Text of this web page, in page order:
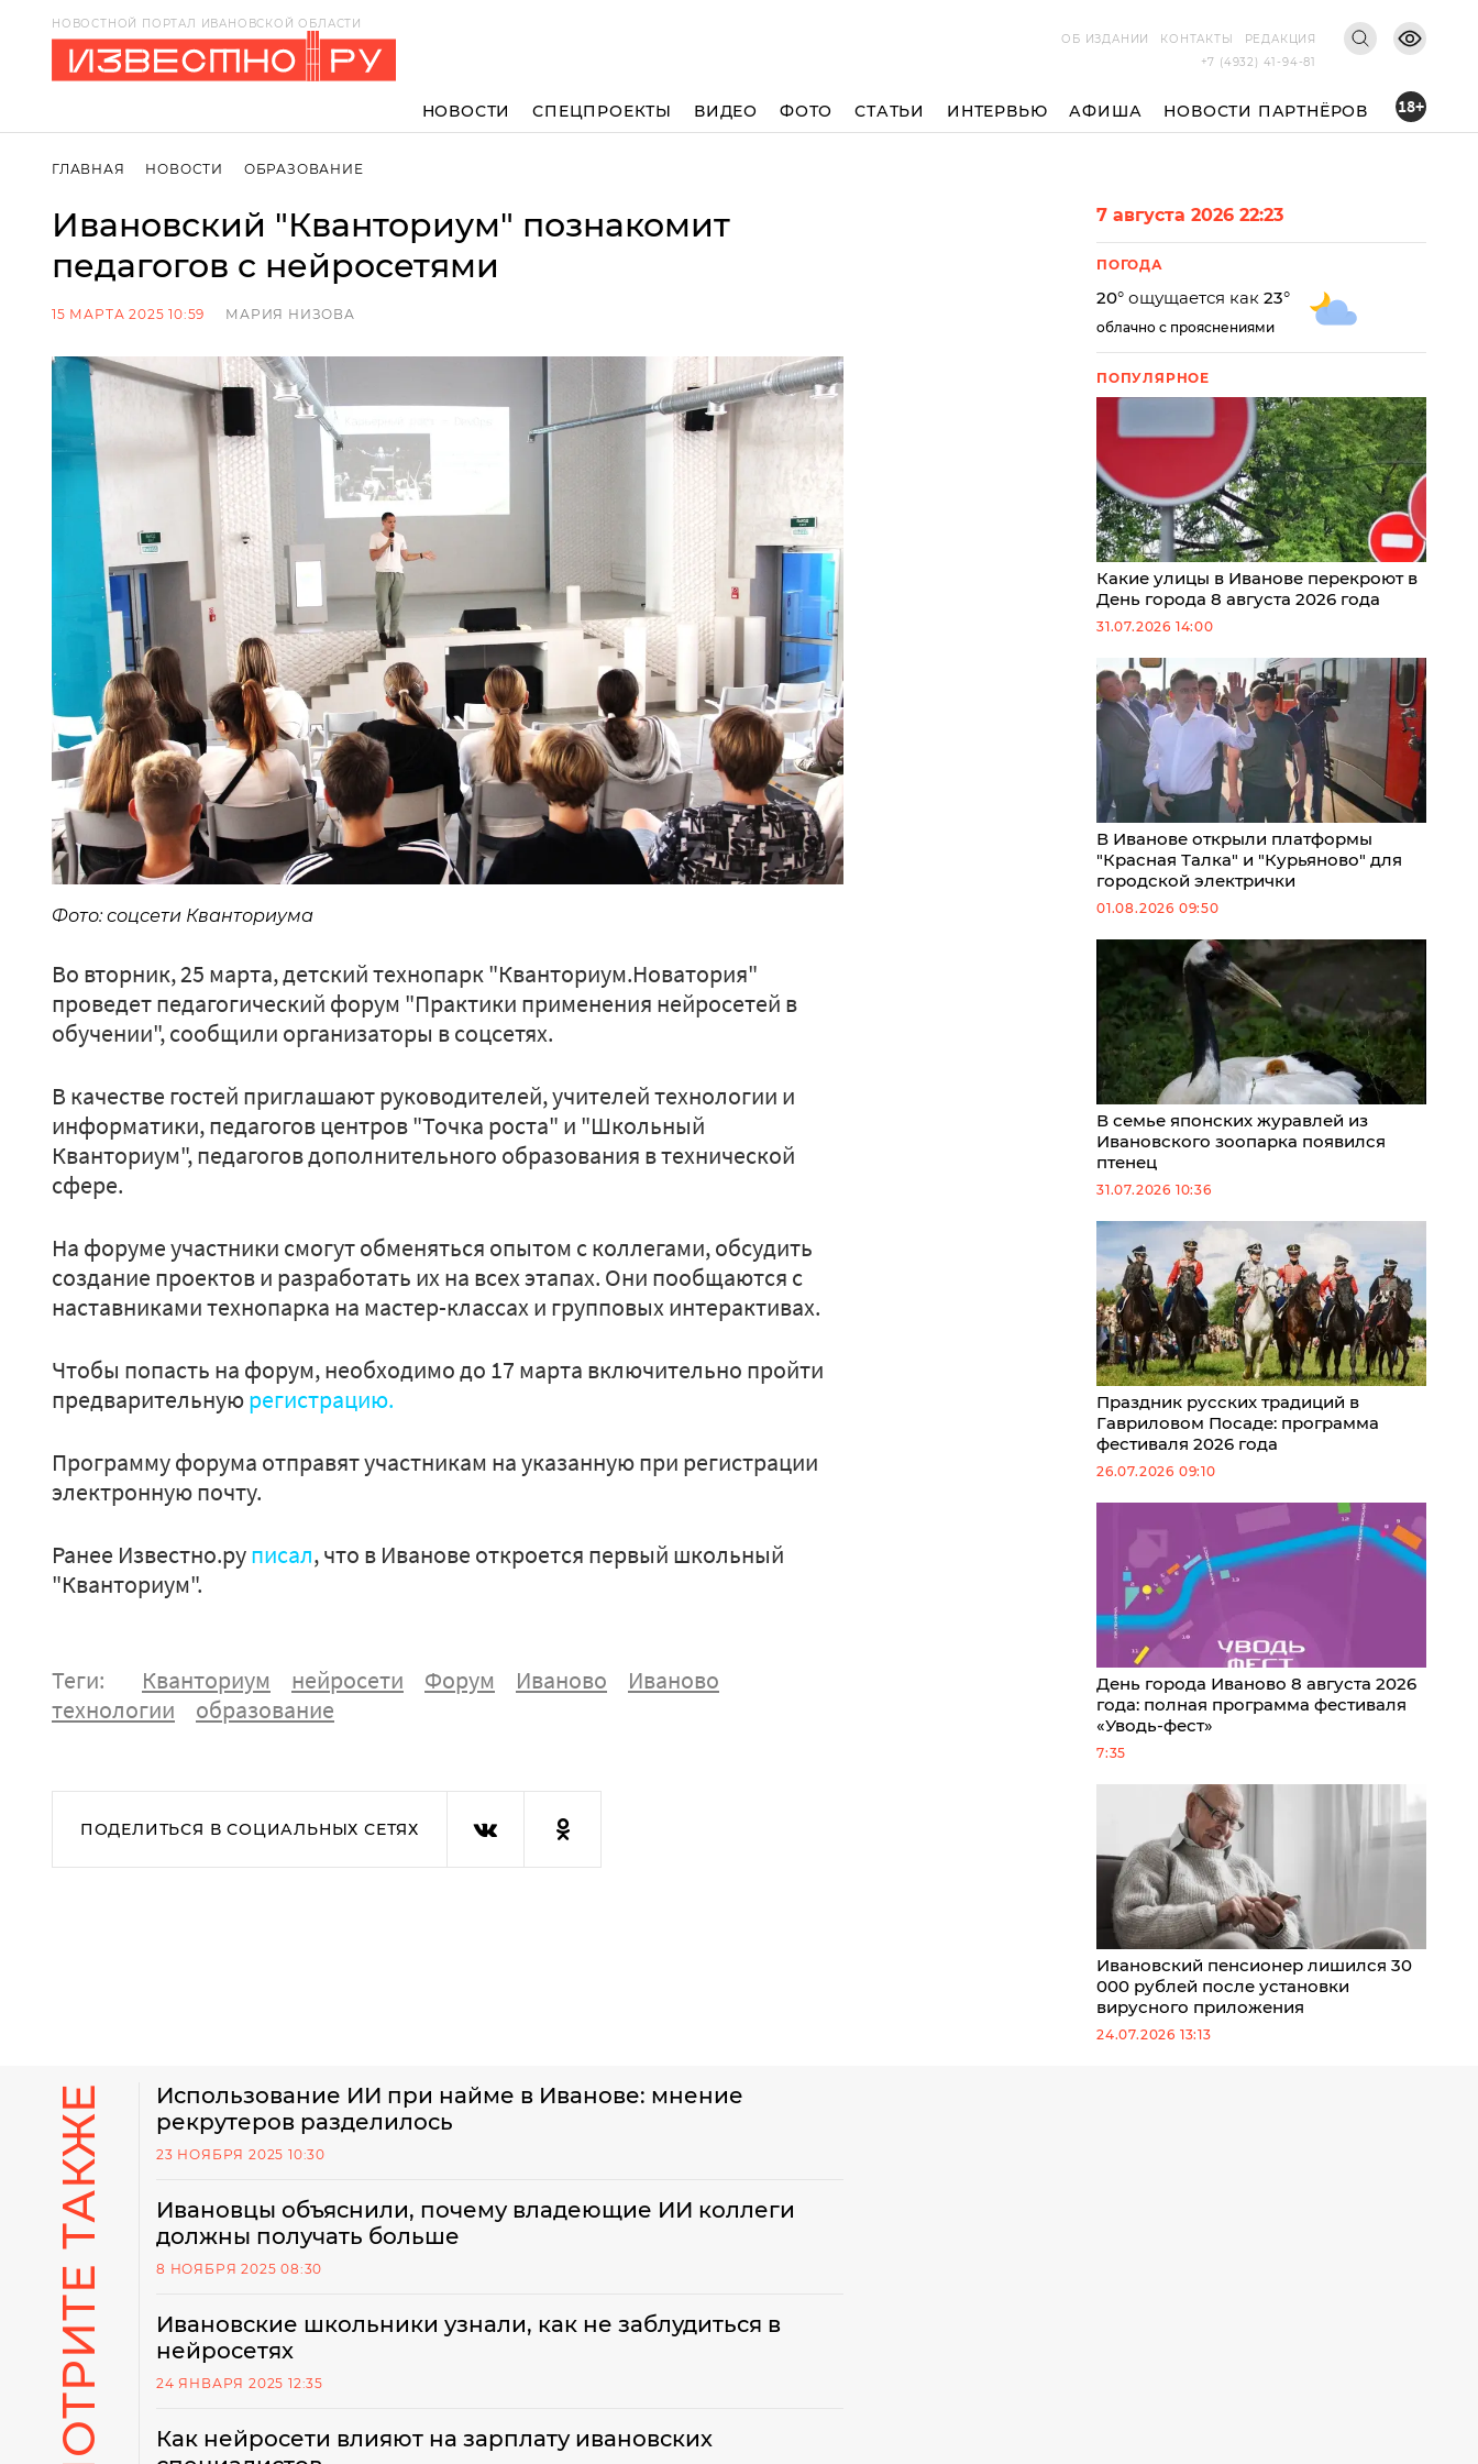
НОВОСТНОЙ ПОРТАЛ ИВАНОВСКОЙ ОБЛАСТИ
ОБ ИЗДАНИИ
КОНТАКТЫ
РЕДАКЦИЯ
+7 (4932) 41-94-81
НОВОСТИ СПЕЦПРОЕКТЫ ВИДЕО ФОТО СТАТЬИ ИНТЕРВЬЮ АФИША НОВОСТИ ПАРТНЁРОВ 18+
ГЛАВНАЯ НОВОСТИ ОБРАЗОВАНИЕ
Ивановский "Кванториум" познакомит
педагогов с нейросетями
15 МАРТА 2025 10:59 МАРИЯ НИЗОВА
Фото: соцсети Кванториума
Во вторник, 25 марта, детский технопарк "Кванториум.Новатория"
проведет педагогический форум "Практики применения нейросетей в
обучении", сообщили организаторы в соцсетях.
В качестве гостей приглашают руководителей, учителей технологии и
информатики, педагогов центров "Точка роста" и "Школьный
Кванториум", педагогов дополнительного образования в технической
сфере.
На форуме участники смогут обменяться опытом с коллегами, обсудить
создание проектов и разработать их на всех этапах. Они пообщаются с
наставниками технопарка на мастер-классах и групповых интерактивах.
Чтобы попасть на форум, необходимо до 17 марта включительно пройти
предварительнуюрегистрацию.
Программу форума отправят участникам на указанную при регистрации
электронную почту.
Ранее Известно.руписал, что в Иванове откроется первый школьный
"Кванториум".
Теги: Кванториум нейросети Форум Иваново
Иваново
технологии
образование
ПОДЕЛИТЬСЯ В СОЦИАЛЬНЫХ СЕТЯХ
7 августа 2026 22:23
ПОГОДА
20° ощущается как 23°
облачно с прояснениями
ПОПУЛЯРНОЕ
Какие улицы в Иванове перекроют в
День города 8 августа 2026 года
31.07.2026 14:00
В Иванове открыли платформы
"Красная Талка" и "Курьяново" для
городской электрички
01.08.2026 09:50
В семье японских журавлей из
Ивановского зоопарка появился
птенец
31.07.2026 10:36
Праздник русских традиций в
Гавриловом Посаде: программа
фестиваля 2026 года
26.07.2026 09:10
День города Иваново 8 августа 2026
года: полная программа фестиваля
«Уводь-фест»
7:35
Ивановский пенсионер лишился 30
000 рублей после установки
вирусного приложения
24.07.2026 13:13
СМОТРИТЕ ТАКЖЕ
Использование ИИ при найме в Иванове: мнение
рекрутеров разделилось
23 НОЯБРЯ 2025 10:30
Ивановцы объяснили, почему владеющие ИИ коллеги
должны получать больше
8 НОЯБРЯ 2025 08:30
Ивановские школьники узнали, как не заблудиться в
нейросетях
24 ЯНВАРЯ 2025 12:35
Как нейросети влияют на зарплату ивановских